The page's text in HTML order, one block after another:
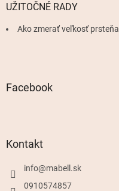
UŽITOČNÉ RADY
Ako zmerať veľkosť prsteňa
Facebook
Kontakt
info@mabell.sk
0910574857